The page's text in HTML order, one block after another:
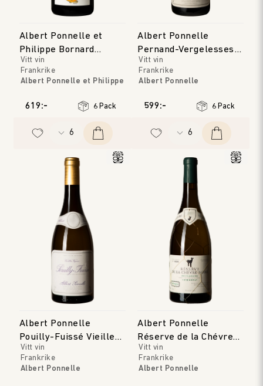
Albert Ponnelle et
Philippe Bornard
Arbois Savagnin Ouille
Vitt vin
Frankrike
Albert Ponnelle et Philippe
Årgång
619:- 6 Pack
Albert Ponnelle
Pernand-Vergelesses
Blanc 'Les Noirets'
Vitt vin
Frankrike
Albert Ponnelle
599:- 6 Pack
Albert Ponnelle
Pouilly-Fuissé Vieilles
Vignes
Vitt vin
Frankrike
Albert Ponnelle
Albert Ponnelle
Réserve de la Chévre
Noire Blanc
Vitt vin
Frankrike
Albert Ponnelle